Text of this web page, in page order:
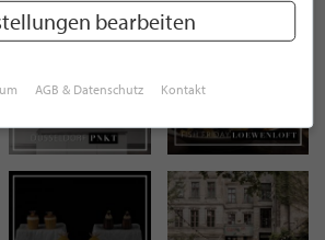
bearbeiten
AGB & Datenschutz Kontakt